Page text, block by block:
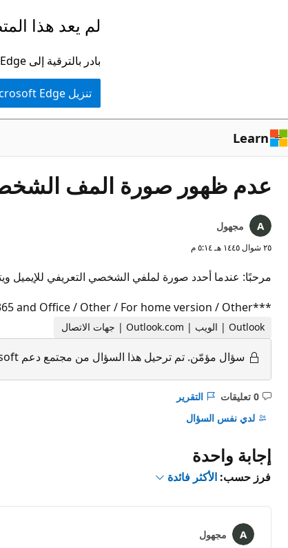
لم يعد هذا
بادر بالترقية إلى Microsoft Edge للاستفادة من أحدث الميزات والتحديثات الأمنية والدعم الفني.
تنزيل Microsoft Edge
Learn
عدم ظهور صورة المف
مجهول
٢٥ شوال ١٤٤٥ هـ ٥:١٤ م
مرحبًا: عندما أحدد صورة لملفي الشخصي التعريفي للإيميل
***Moved form Microsoft 365 and Office / Other / For home version / Other***
Outlook | الويب | Outlook.com | جهات الاتصال
سؤال مؤمّن. تم ترحيل هذا السؤال من مجتمع دعم Microsoft. يمكنك التصويت على إذا ما كان مفيدًا أم لا، ولكن لا يمكنك إضافة تعليقات أو ردود أو متابعة السؤال.
0 تعليقات ليست
هناك
التقرير
لدي نفس السؤال
إجابة واحدة
فرز حسب: الأكثر فائدة
مجهول